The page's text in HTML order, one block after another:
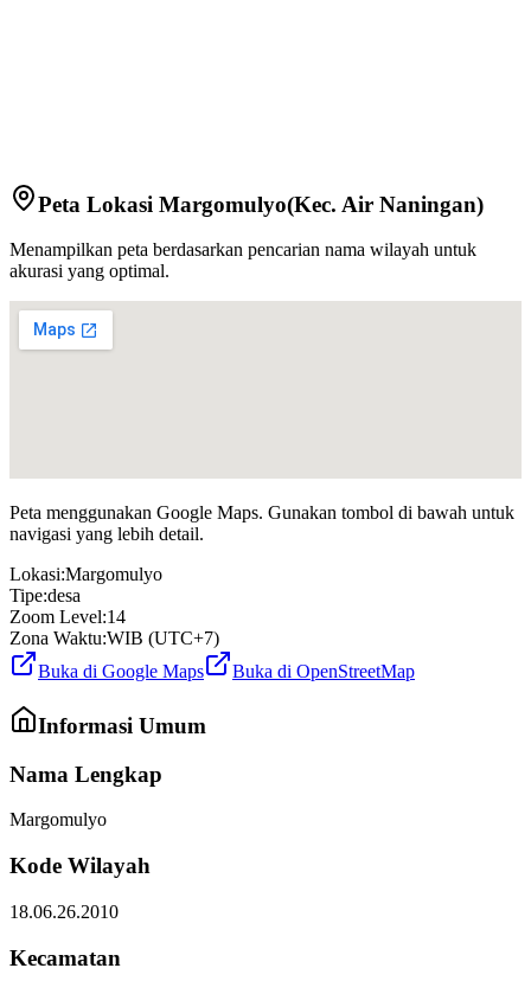
Peta Lokasi Margomulyo(Kec. Air Naningan)
Menampilkan peta berdasarkan pencarian nama wilayah untuk
akurasi yang optimal.
Peta menggunakan Google Maps. Gunakan tombol di bawah untuk
navigasi yang lebih detail.
Lokasi:Margomulyo
Tipe:desa
Zoom Level:14
Zona Waktu:WIB (UTC+7)
Buka di Google Maps
Buka di OpenStreetMap
Informasi Umum
Nama Lengkap
Margomulyo
Kode Wilayah
18.06.26.2010
Kecamatan